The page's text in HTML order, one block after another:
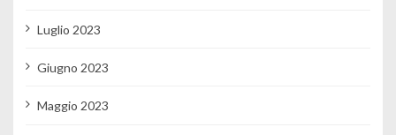
Luglio 2023
Giugno 2023
Maggio 2023